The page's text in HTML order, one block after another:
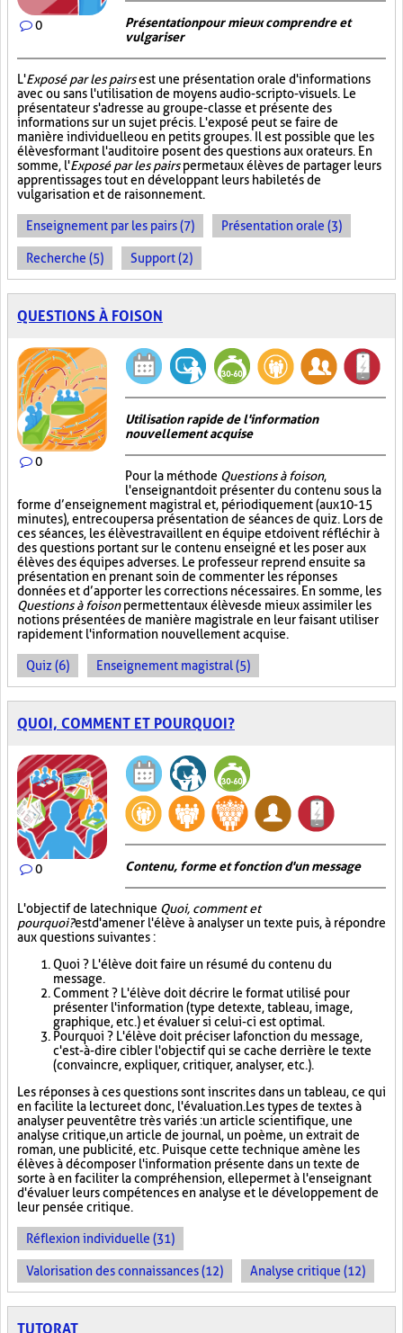
0
Présentation pour mieux comprendre et
vulgariser
L'Exposé par les pairsest une présentation orale d'informations
avec ou sans l'utilisation de moyens audio-scripto-visuels. Le
présentateur s'adresse au groupe-classe et présente des
informations sur un sujet précis. L'exposé peut se faire de
manière individuelle ou en petits groupes. Il est possible que les
élèves formant l'auditoire posent des questions aux orateurs. En
somme, l'Exposé par les pairspermet aux élèves de partager leurs
apprentissages tout en développant leurs habiletés de
vulgarisation et de raisonnement.
Enseignement par les pairs (7) Présentation orale (3)
Recherche (5) Support (2)
QUESTIONS À FOISON
0
Utilisation rapide de l'information
nouvellement acquise
Pour la méthode Questions à foison,
l'enseignant doit présenter du contenu sous la
forme d’enseignement magistral et, périodiquement (aux 10-15
minutes), entrecouper sa présentation de séances de quiz. Lors de
ces séances, les élèves travaillent en équipe et doivent réfléchir à
des questions portant sur le contenu enseigné et les poser aux
élèves des équipes adverses. Le professeur reprend ensuite sa
présentation en prenant soin de commenter les réponses
données et d’apporter les corrections nécessaires. En somme, les
Questions à foisonpermettent aux élèves de mieux assimiler les
notions présentées de manière magistrale en leur faisant utiliser
rapidement l'information nouvellement acquise.
Quiz (6) Enseignement magistral (5)
QUOI, COMMENT ET POURQUOI?
0 Contenu, forme et fonction d'un message
L'objectif de la technique Quoi, comment et
pourquoi?est d'amener l'élève à analyser un texte puis, à répondre
aux questions suivantes :
Quoi ? L'élève doit faire un résumé du contenu du
message.
Comment ? L'élève doit décrire le format utilisé pour
présenter l'information (type de texte, tableau, image,
graphique, etc.) et évaluer si celui-ci est optimal.
Pourquoi ? L'élève doit préciser la fonction du message,
c'est-à-dire cibler l'objectif qui se cache derrière le texte
(convaincre, expliquer, critiquer, analyser, etc.).
Les réponses à ces questions sont inscrites dans un tableau, ce qui
en facilite la lecture et donc, l'évaluation. Les types de textes à
analyser peuvent être très variés : un article scientifique, une
analyse critique, un article de journal, un poème, un extrait de
roman, une publicité, etc. Puisque cette technique amène les
élèves à décomposer l'information présente dans un texte de
sorte à en faciliter la compréhension, elle permet à l'enseignant
d'évaluer leurs compétences en analyse et le développement de
leur pensée critique.
Réflexion individuelle (31)
Valorisation des connaissances (12) Analyse critique (12)
TUTORAT